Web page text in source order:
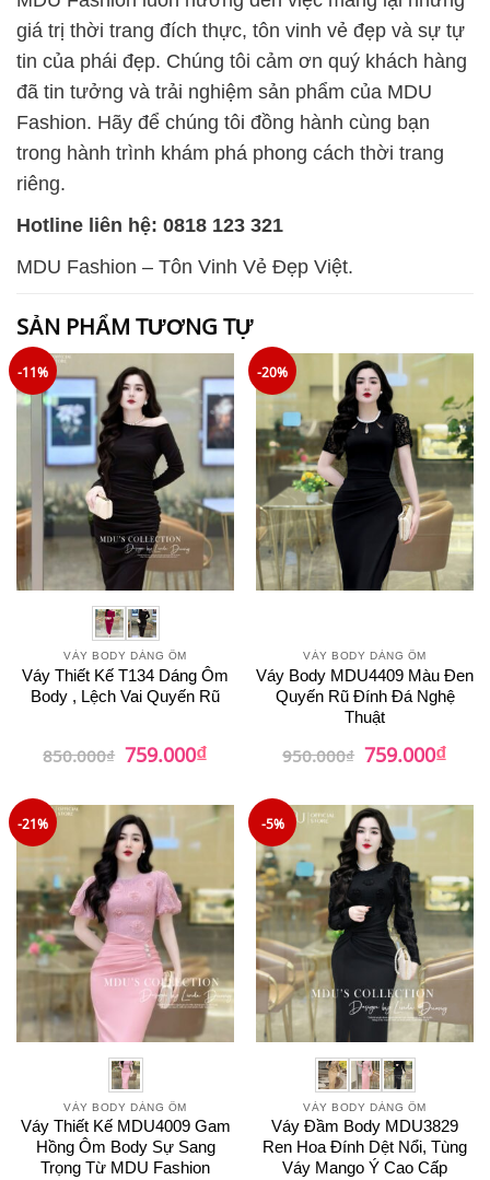
giá trị thời trang đích thực, tôn vinh vẻ đẹp và sự tự
tin của phái đẹp. Chúng tôi cảm ơn quý khách hàng
đã tin tưởng và trải nghiệm sản phẩm của MDU
Fashion. Hãy để chúng tôi đồng hành cùng bạn
trong hành trình khám phá phong cách thời trang
riêng.
Hotline liên hệ: 0818 123 321
MDU Fashion – Tôn Vinh Vẻ Đẹp Việt.
SẢN PHẨM TƯƠNG TỰ
-11%
VÁY BODY DÁNG ÔM
Váy Thiết Kế T134 Dáng Ôm
Body , Lệch Vai Quyến Rũ
850.000₫ Giá
gốc
759.000₫Giá
hiện
759.000₫.
-20%
VÁY BODY DÁNG ÔM
Váy Body MDU4409 Màu Đen
Quyến Rũ Đính Đá Nghệ
Thuật
950.000₫ Giá
gốc
759.000₫Giá
hiện
-21%
VÁY BODY DÁNG ÔM
Váy Thiết Kế MDU4009 Gam
Hồng Ôm Body Sự Sang
Trọng Từ MDU Fashion
-5%
VÁY BODY DÁNG ÔM
Váy Đầm Body MDU3829
Ren Hoa Đính Dệt Nổi, Tùng
Váy Mango Ý Cao Cấp